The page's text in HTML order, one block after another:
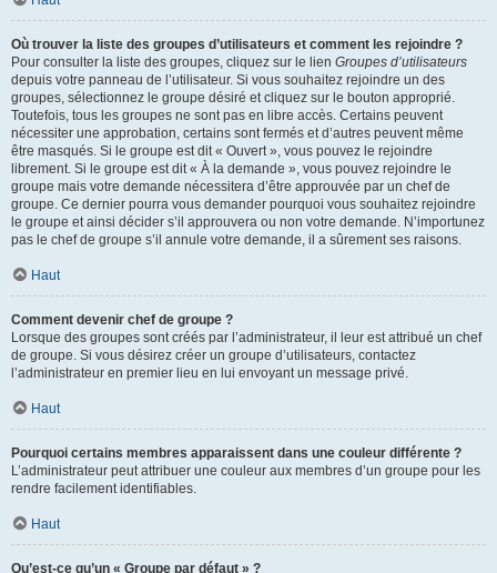
Où trouver la liste des groupes d’utilisateurs et comment les rejoindre ?
Pour consulter la liste des groupes, cliquez sur le lien Groupes d’utilisateurs
depuis votre panneau de l’utilisateur. Si vous souhaitez rejoindre un des
groupes, sélectionnez le groupe désiré et cliquez sur le bouton approprié.
Toutefois, tous les groupes ne sont pas en libre accès. Certains peuvent
nécessiter une approbation, certains sont fermés et d’autres peuvent même
être masqués. Si le groupe est dit « Ouvert », vous pouvez le rejoindre
librement. Si le groupe est dit « À la demande », vous pouvez rejoindre le
groupe mais votre demande nécessitera d’être approuvée par un chef de
groupe. Ce dernier pourra vous demander pourquoi vous souhaitez rejoindre
le groupe et ainsi décider s’il approuvera ou non votre demande. N’importunez
pas le chef de groupe s’il annule votre demande, il a sûrement ses raisons.
Haut
Comment devenir chef de groupe ?
Lorsque des groupes sont créés par l’administrateur, il leur est attribué un chef
de groupe. Si vous désirez créer un groupe d’utilisateurs, contactez
l’administrateur en premier lieu en lui envoyant un message privé.
Haut
Pourquoi certains membres apparaissent dans une couleur différente ?
L’administrateur peut attribuer une couleur aux membres d’un groupe pour les
rendre facilement identifiables.
Haut
Qu’est-ce qu’un « Groupe par défaut » ?